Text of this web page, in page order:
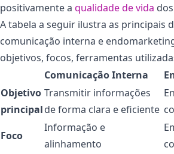
positivamente a qualidade de vida
A tabela a seguir ilustra as principais
comunicação interna e
objetivos, focos, ferramentas
Comunicação Interna
Objetivo
principal
Transmitir informações
de forma clara e eficiente
Foco
Informação e
alinhamento